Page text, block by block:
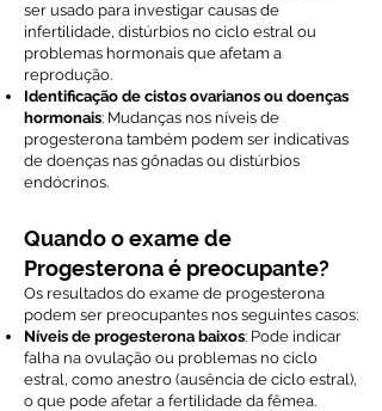
ser usado para investigar causas de
infertilidade, distúrbios no ciclo estral ou
problemas hormonais que afetam a
reprodução.
Identificação de cistos ovarianos ou doenças
hormonais: Mudanças nos níveis de
progesterona também podem ser indicativas
de doenças nas gônadas ou distúrbios
endócrinos.
Quando o exame de
Progesterona é preocupante?
Os resultados do exame de progesterona
podem ser preocupantes nos seguintes casos:
Níveis de progesterona baixos: Pode indicar
falha na ovulação ou problemas no ciclo
estral, como anestro (ausência de ciclo estral),
o que pode afetar a fertilidade da fêmea.